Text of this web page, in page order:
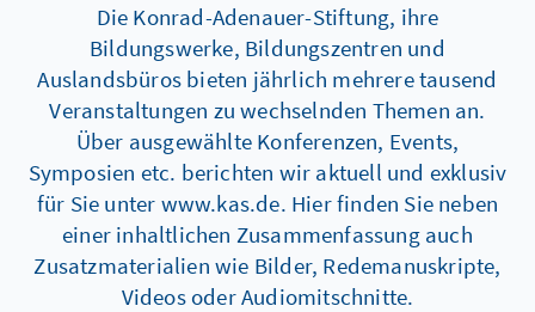
Die Konrad-Adenauer-Stiftung, ihre
Bildungswerke, Bildungszentren und
Auslandsbüros bieten jährlich mehrere tausend
Veranstaltungen zu wechselnden Themen an.
Über ausgewählte Konferenzen, Events,
Symposien etc. berichten wir aktuell und exklusiv
für Sie unter www.kas.de. Hier finden Sie neben
einer inhaltlichen Zusammenfassung auch
Zusatzmaterialien wie Bilder, Redemanuskripte,
Videos oder Audiomitschnitte.